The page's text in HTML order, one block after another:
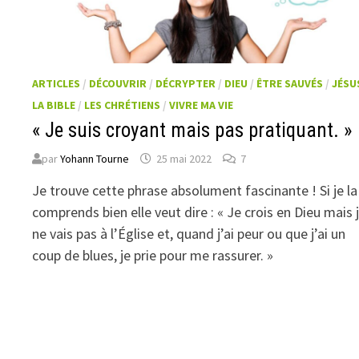
ARTICLES / DÉCOUVRIR / DÉCRYPTER / DIEU / ÊTRE SAUVÉS /
LA BIBLE / LES CHRÉTIENS /VIVRE MA VIE
« Je suis croyant mais pas pratiquant. »
parYohann Tourne 25 mai 2022 7
Je trouve cette phrase absolument fascinante ! Si je la
comprends bien elle veut dire : « Je crois en Dieu mais
ne vais pas à l’Église et, quand j’ai peur ou que j’ai un
coup de blues, je prie pour me rassurer. »